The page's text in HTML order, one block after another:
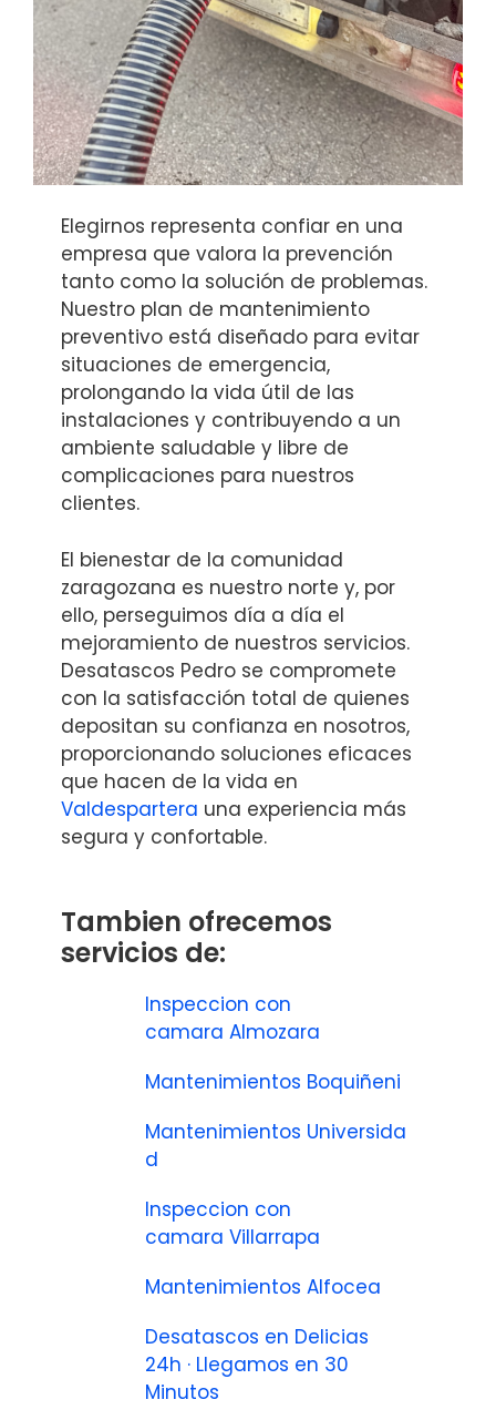
Elegirnos representa confiar en una
empresa que valora la prevención
tanto como la solución de problemas.
Nuestro plan de mantenimiento
preventivo está diseñado para evitar
situaciones de emergencia,
prolongando la vida útil de las
instalaciones y contribuyendo a un
ambiente saludable y libre de
complicaciones para nuestros
clientes.
El bienestar de la comunidad
zaragozana es nuestro norte y, por
ello, perseguimos día a día el
mejoramiento de nuestros servicios.
Desatascos Pedro se compromete
con la satisfacción total de quienes
depositan su confianza en nosotros,
proporcionando soluciones eficaces
que hacen de la vida en
Valdespartera una experiencia más
segura y confortable.
Tambien ofrecemos
servicios de:
Inspeccion con
camara Almozara
Mantenimientos Boquiñeni
Mantenimientos Universida
d
Inspeccion con
camara Villarrapa
Mantenimientos Alfocea
Desatascos en Delicias
24h · Llegamos en 30
Minutos